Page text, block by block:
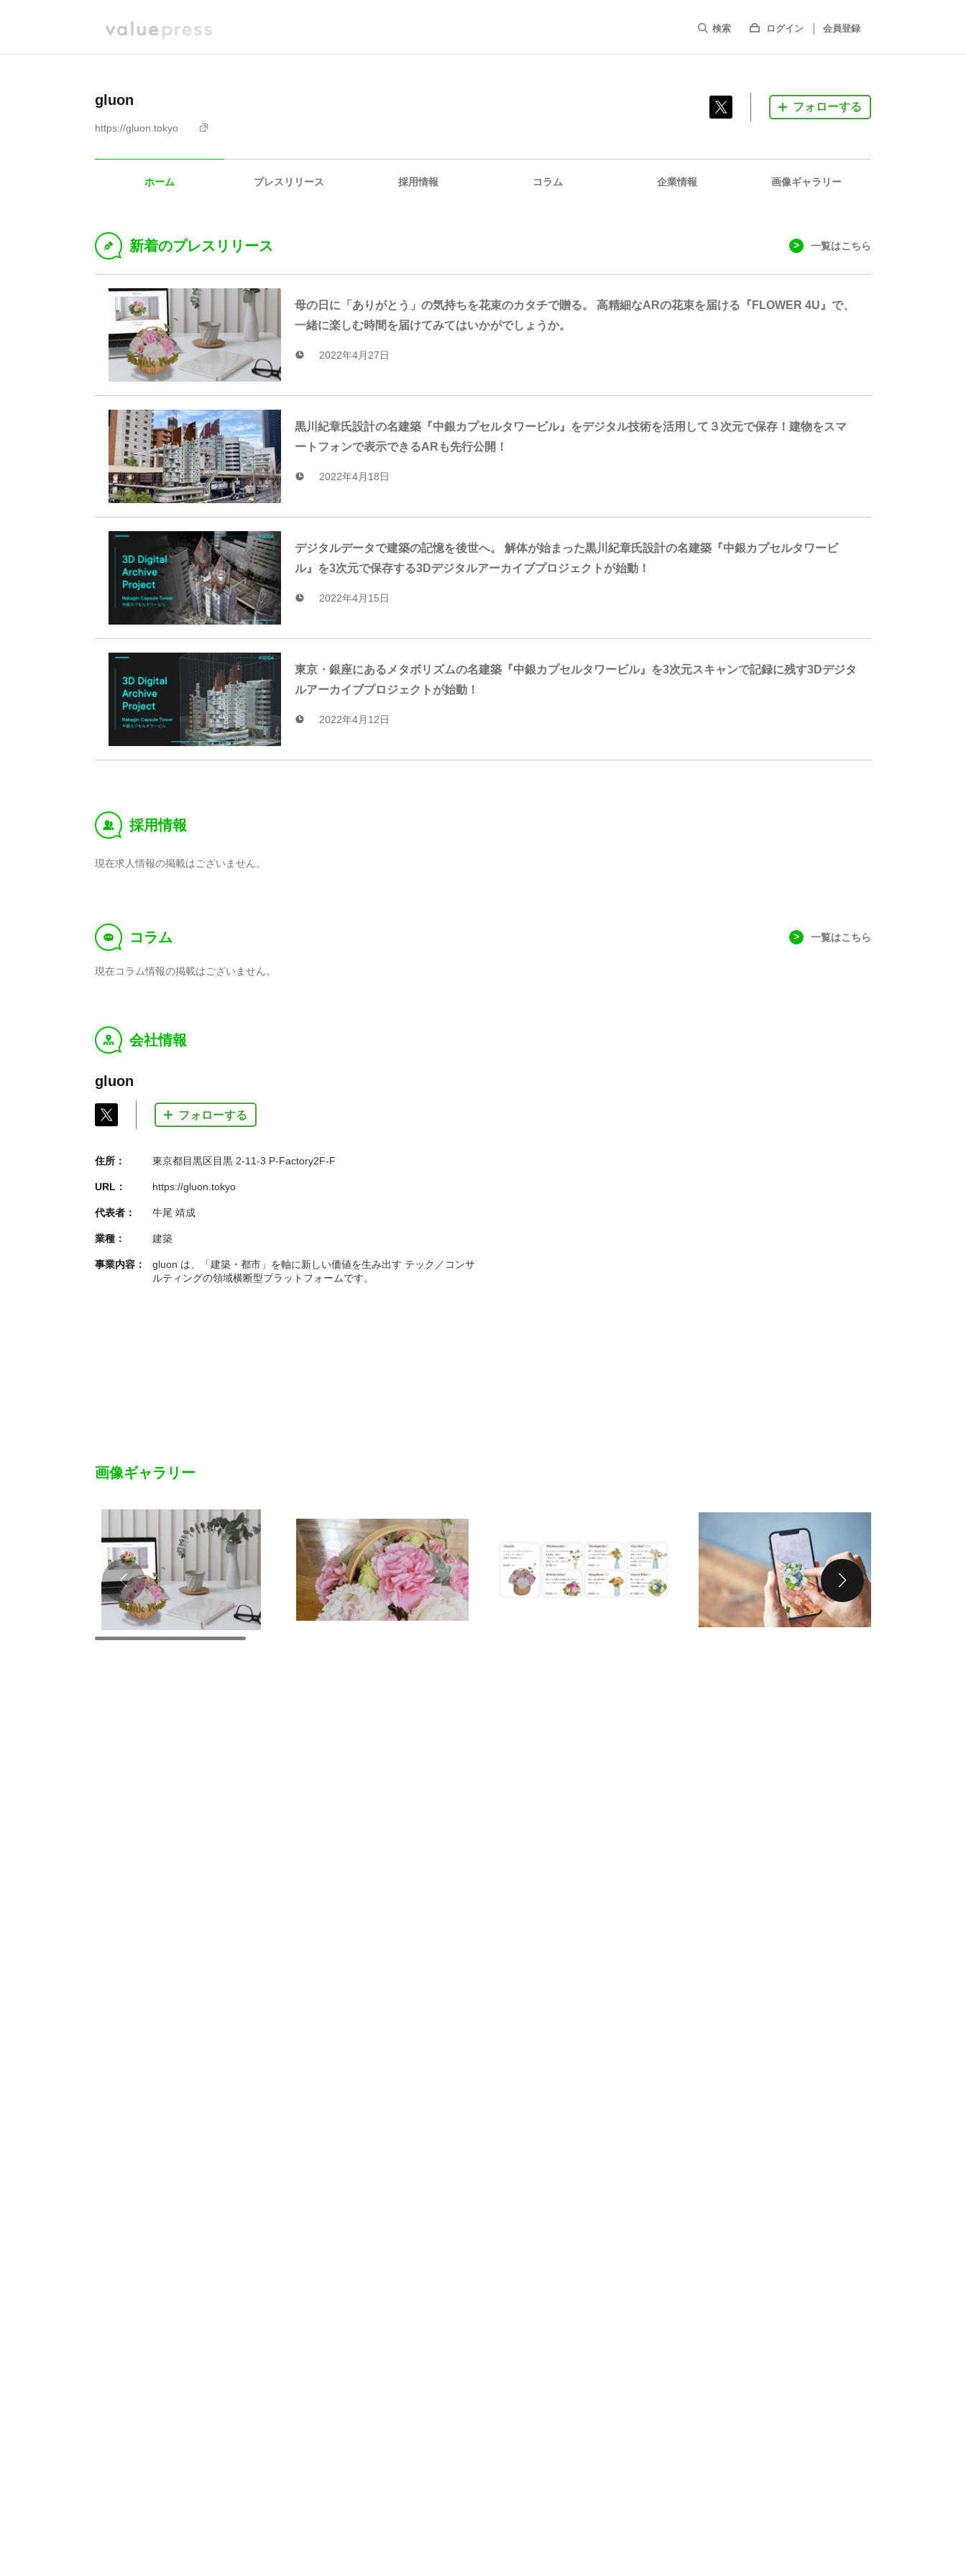
検索 ログイン 会員登録
gluon
https://gluon.tokyo
フォローする
ホーム プレスリリース 採用情報 コラム 企業情報 画像ギャラリー
D 新着のプレスリリース 一覧はこちら
母の日に「ありがとう」の気持ちを花束のカタチで贈る。 高精細なARの花束を届ける『FLOWER 4U』で、
一緒に楽しむ時間を届けてみてはいかがでしょうか。
2022年4月27日
黒川紀章氏設計の名建築『中銀カプセルタワービル』をデジタル技術を活用して３次元で保存！建物をスマ
ートフォンで表示できるARも先行公開！
2022年4月18日
デジタルデータで建築の記憶を後世へ。 解体が始まった黒川紀章氏設計の名建築『中銀カプセルタワービ
ル』を3次元で保存する3Dデジタルアーカイブプロジェクトが始動！
2022年4月15日
東京・銀座にあるメタボリズムの名建築『中銀カプセルタワービル』を3次元スキャンで記録に残す3Dデジタ
ルアーカイブプロジェクトが始動！
2022年4月12日
‰ 採用情報
現在求人情報の掲載はございません。
f コラム 一覧はこちら
現在コラム情報の掲載はございません。
y 会社情報
gluon
フォローする
住所： 東京都目黒区目黒 2-11-3 P-Factory2F-F
URL： https://gluon.tokyo
代表者： 牛尾 靖成
業種： 建築
事業内容：
gluon は、「建築・都市」を軸に新しい価値を生み出す テック／コンサ
ルティングの領域横断型プラットフォームです。
画像ギャラリー